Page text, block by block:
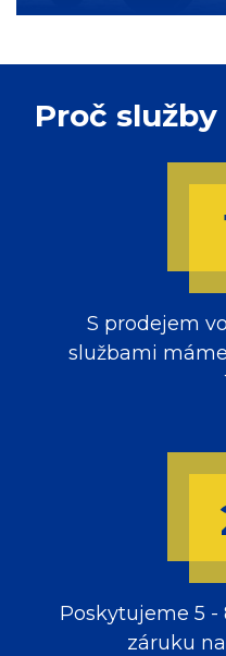
Proč služby
S prodejem
službami
Poskytujeme 5
záruku